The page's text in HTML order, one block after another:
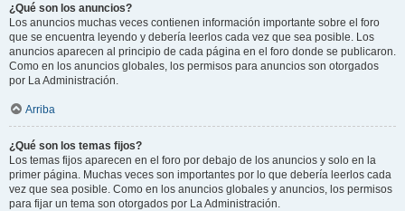
¿Qué son los anuncios?
Los anuncios muchas veces contienen información importante sobre el foro
que se encuentra leyendo y debería leerlos cada vez que sea posible. Los
anuncios aparecen al principio de cada página en el foro donde se publicaron.
Como en los anuncios globales, los permisos para anuncios son otorgados
por La Administración.
Arriba
¿Qué son los temas fijos?
Los temas fijos aparecen en el foro por debajo de los anuncios y solo en la
primer página. Muchas veces son importantes por lo que debería leerlos cada
vez que sea posible. Como en los anuncios globales y anuncios, los permisos
para fijar un tema son otorgados por La Administración.